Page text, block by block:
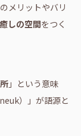
メリットやバリ
しの空間をつく
」という意味
）」が語源と